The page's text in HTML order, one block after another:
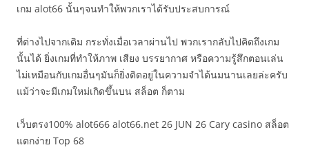
เกม alot66 นั้นๆจนทำให้พวกเราได้รับประสบการณ์
ที่ต่างไปจากเดิม กระทั่งเมื่อเวลาผ่านไป พวกเรากลับไปคิดถึงเกม
นั้นได้ ยิ่งเกมที่ทำให้ภาพ เสียง บรรยากาศ หรือความรู้สึกตอนเล่น
ไม่เหมือนกับเกมอื่นๆมันก็ยิ่งติดอยู่ในความจำได้นมนานเลยล่ะครับ
แม้ว่าจะมีเกมใหม่เกิดขึ้นบน สล็อต ก็ตาม
เว็บตรง100% alot666 alot66.net 26 JUN 26 Cary casino สล็อต
แตกง่าย Top 68